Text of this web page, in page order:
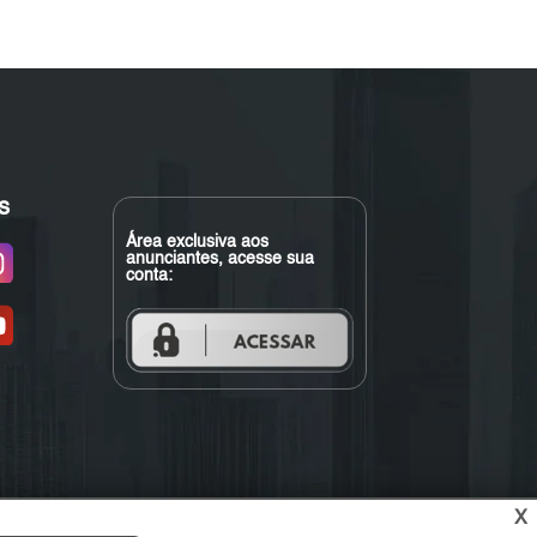
Área exclusiva aos
anunciantes, acesse sua
conta:
X